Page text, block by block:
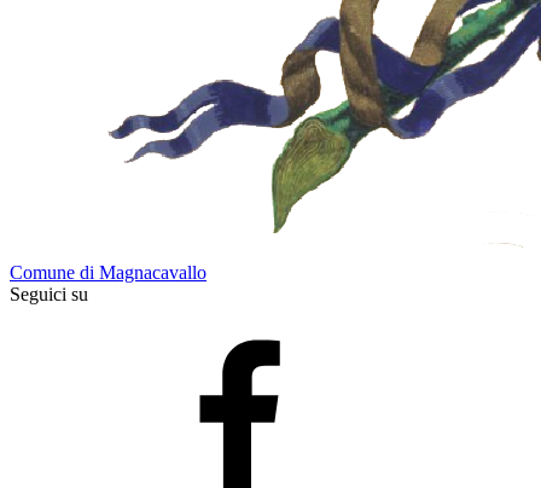
Comune di Magnacavallo
Seguici su